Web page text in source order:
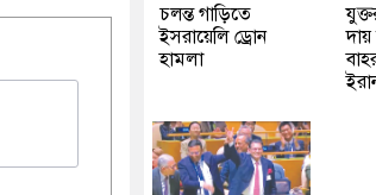
চলন্ত গাড়িতে
ইসরায়েলি ড্রোন
হামলা